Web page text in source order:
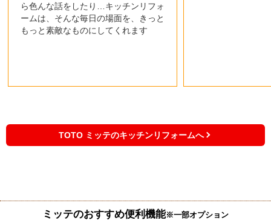
ら色んな話をしたり…キッチンリフォ
ームは、そんな毎日の場面を、きっと
もっと素敵なものにしてくれます
TOTO ミッテのキッチンリフォームへ
ミッテのおすすめ便利機能※一部オプション